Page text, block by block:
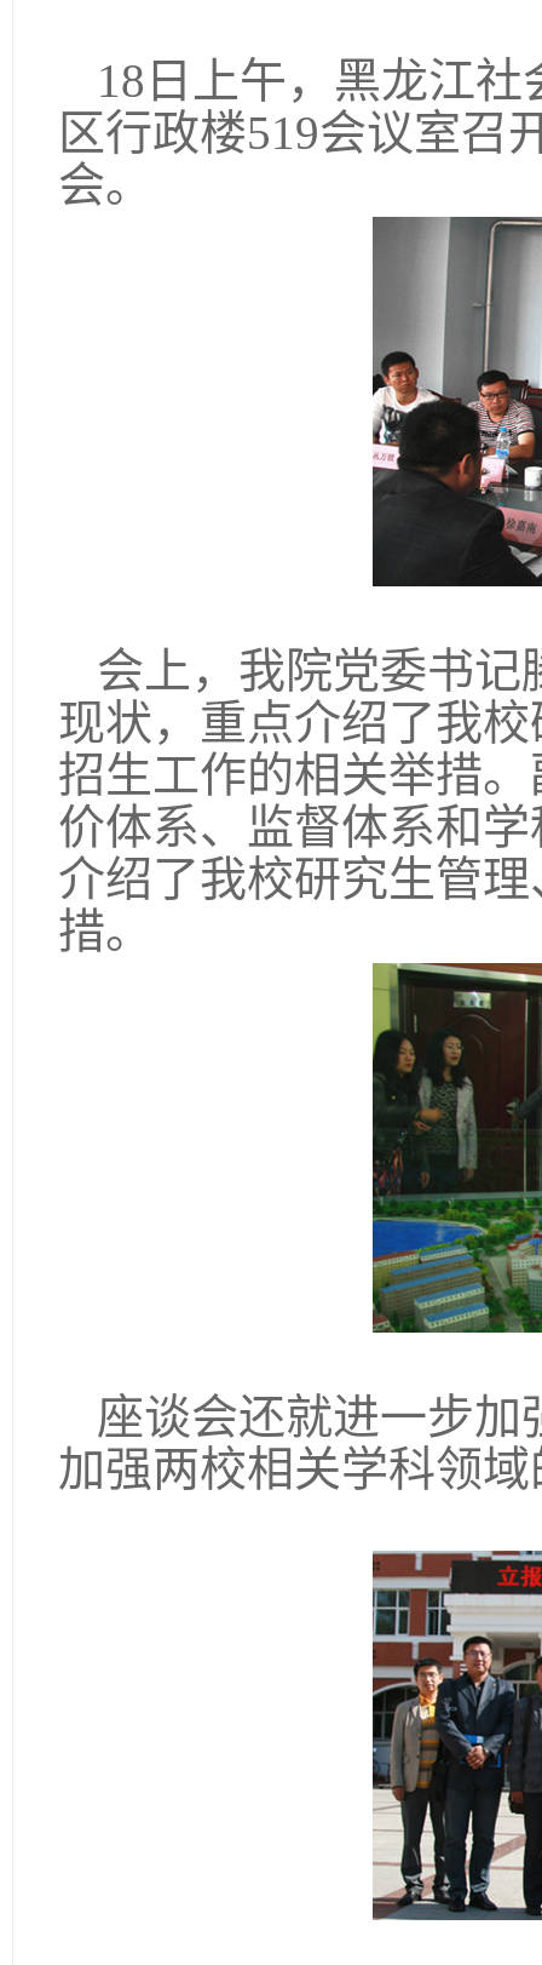
18 日上午，黑龙江
区行政楼519会议室召
会。
会上，我院党委书
现状，重点介绍了我
招生工作的相关举措
价体系、监督体系和
介绍了我校研究生管
措。
座谈会还就进一步
加强两校相关学科领